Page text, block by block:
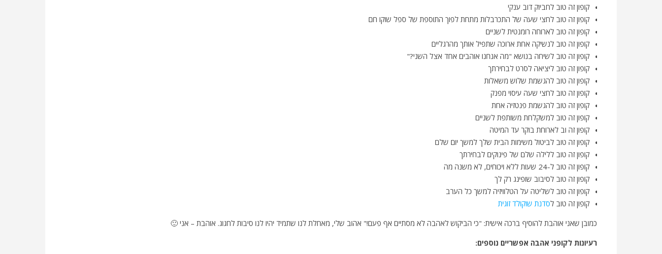
קופון זה טוב לחביוק דוב ענקי
קופון זה טוב לחצי שעה של התכרבלות מתחת לפוך התוספת של ספל שוקו חם
קופון זה טוב לארוחה רומנטית לשניים
קופון זה טוב לנשיקה אחת ארוכה שתפיל אותך מהרגליים
קופון זה טוב לשיחה בנושא "מה אנחנו אוהבים אחד אצל השני?"
קופון זה טוב ליציאה לסרט לבחירתך
קופון זה טוב להגשמת שלוש משאלות
קופון זה טוב לחצי שעה עיסוי מפנק
קופון זה טוב להגשמת פנטזיה אחת
קופון זה טוב למשקלחת משותפת לשניים
קופון זה וב לארוחת בוקר עד המיטה
קופון זה טוב לביטול משימות הבית שלך למשך יום שלם
קופון זה טוב ללילה שלם של פינוקים לבחירתך
קופון זה טוב ל-24 שעות ללא ויכוחים, לא משנה מה
קופון זה טוב לסיבוב שופינג רק לך
קופון זה טוב לשליטה על הטלוויזיה למשך כל הערב
קופון זה טוב לסדנת שוקולד זוגית
כמובן שאני אוהבת להוסיף ברכה אישית: "כי הביקוש לאהבה לא מסתיים אף פעם!" אהוב שלי, מאחלת לנו שתמיד יהיו לנו סיבות לחגוג. אוהבת – אני 🙂
רעיונות לקופני אהבה אפשריים נוספים: